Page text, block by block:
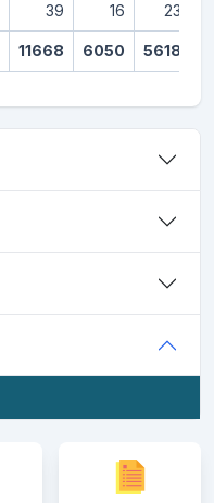
39 16 23
11668 6050 5618